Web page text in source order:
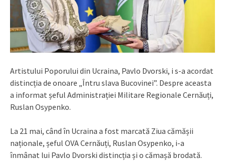
Artistului Poporului din Ucraina, Pavlo Dvorski, i s-a acordat
distincția de onoare „Întru slava Bucovinei”. Despre aceasta
a informat șeful Administrației Militare Regionale Cernăuți,
Ruslan Osypenko.
La 21 mai, când în Ucraina a fost marcată Ziua cămășii
naționale, șeful OVA Cernăuți, Ruslan Osypenko, i-a
înmânat lui Pavlo Dvorski distincția și o cămașă brodată.